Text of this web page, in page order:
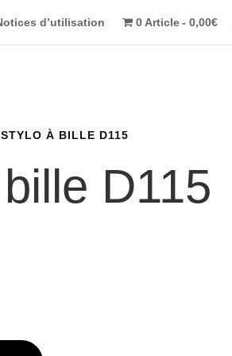
d’utilisation 0 Article 0,00€
À BILLE D115
D115